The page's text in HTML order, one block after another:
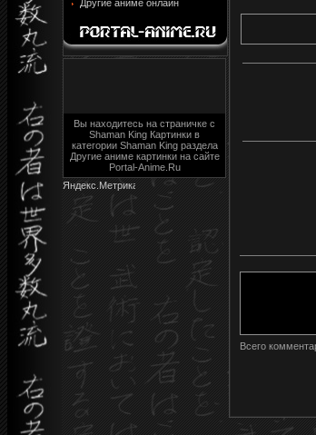
Другие аниме онлайн
Вы находитесь на страничке с
Shaman King Картинки в
категории Shaman King раздела
Другие аниме картинки на сайте
Portal-Anime.Ru
Всего